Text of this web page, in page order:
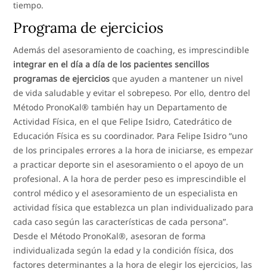
tiempo.
Programa de ejercicios
Además del asesoramiento de coaching, es imprescindible
integrar en el día a día de los pacientes sencillos
programas de ejercicios que ayuden a mantener un nivel
de vida saludable y evitar el sobrepeso. Por ello, dentro del
Método PronoKal® también hay un Departamento de
Actividad Física, en el que Felipe Isidro, Catedrático de
Educación Física es su coordinador. Para Felipe Isidro “uno
de los principales errores a la hora de iniciarse, es empezar
a practicar deporte sin el asesoramiento o el apoyo de un
profesional. A la hora de perder peso es imprescindible el
control médico y el asesoramiento de un especialista en
actividad física que establezca un plan individualizado para
cada caso según las características de cada persona”.
Desde el Método PronoKal®, asesoran de forma
individualizada según la edad y la condición física, dos
factores determinantes a la hora de elegir los ejercicios, las